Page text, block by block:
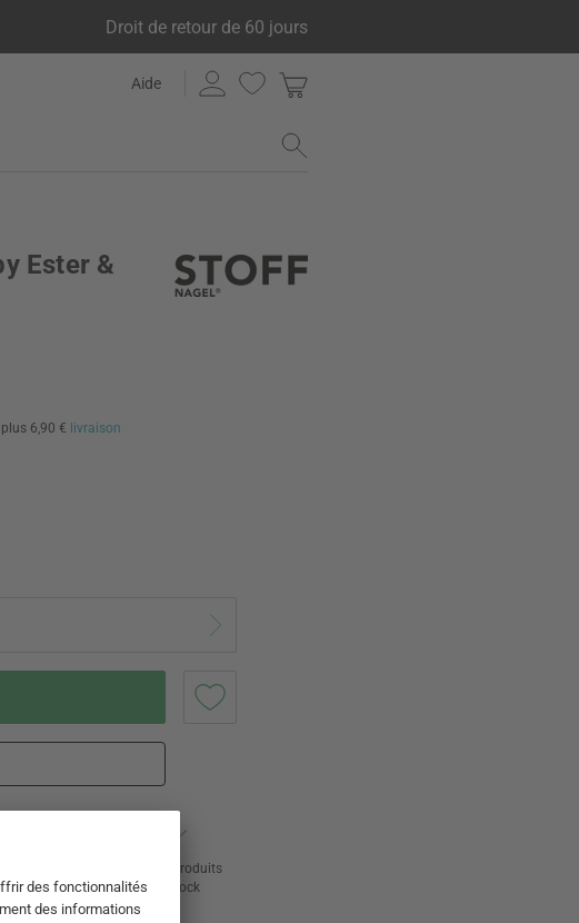
Droit de retour de 60 jours
Aide
Ester &
plus 6,90 € livraison
de 60 jours
24 000 produits
en stock